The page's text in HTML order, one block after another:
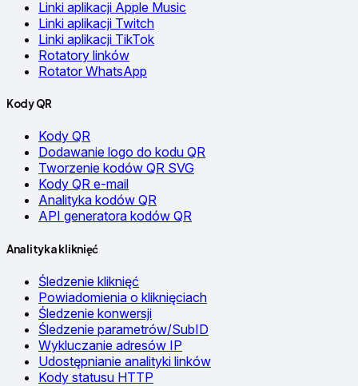
Linki aplikacji Apple Music
Linki aplikacji Twitch
Linki aplikacji TikTok
Rotatory linków
Rotator WhatsApp
Kody QR
Kody QR
Dodawanie logo do kodu QR
Tworzenie kodów QR SVG
Kody QR e-mail
Analityka kodów QR
API generatora kodów QR
Analityka kliknięć
Śledzenie kliknięć
Powiadomienia o kliknięciach
Śledzenie konwersji
Śledzenie parametrów/SubID
Wykluczanie adresów IP
Udostępnianie analityki linków
Kody statusu HTTP